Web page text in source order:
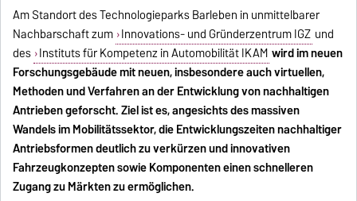
Am Standort des Technologieparks Barleben in unmittelbarer
Nachbarschaft zum Innovations- und Gründerzentrum IGZ und
des Instituts für Kompetenz in Automobilität IKAM wird im neuen
Forschungsgebäude mit neuen, insbesondere auch virtuellen,
Methoden und Verfahren an der Entwicklung von nachhaltigen
Antrieben geforscht. Ziel ist es, angesichts des massiven
Wandels im Mobilitätssektor, die Entwicklungszeiten nachhaltiger
Antriebsformen deutlich zu verkürzen und innovativen
Fahrzeugkonzepten sowie Komponenten einen schnelleren
Zugang zu Märkten zu ermöglichen.